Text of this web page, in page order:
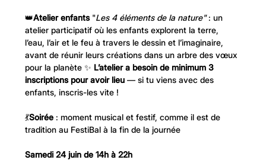
👑Atelier enfants "Les 4 éléments de la nature" : un
atelier participatif où les enfants explorent la terre,
l’eau, l’air et le feu à travers le dessin et l’imaginaire,
avant de réunir leurs créations dans un arbre des vœux
pour la planète ✨ L’atelier a besoin de minimum 3
inscriptions pour avoir lieu — si tu viens avec des
enfants, inscris-les vite !
💃Soirée : moment musical et festif, comme il est de
tradition au FestiBal à la fin de la journée
Samedi 24 juin de 14h à 22h